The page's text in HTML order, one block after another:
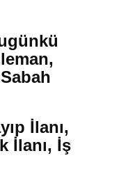
İlanı,
İlanı, İş